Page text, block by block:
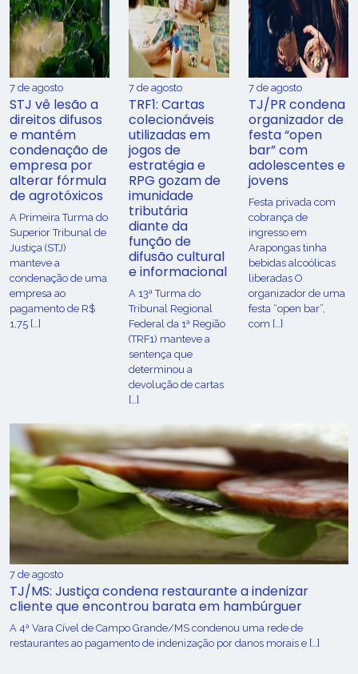
7 de agosto
STJ vê lesão a
direitos difusos
e mantém
condenação de
empresa por
alterar fórmula
de agrotóxicos
​A Primeira Turma do
Superior Tribunal de
Justiça (STJ)
manteve a
condenação de uma
empresa ao
pagamento de R$
1,75 […]
7 de agosto
TRF1: Cartas
colecionáveis
utilizadas em
jogos de
estratégia e
RPG gozam de
imunidade
tributária
diante da
função de
difusão cultural
e informacional
A 13ª Turma do
Tribunal Regional
Federal da 1ª Região
(TRF1) manteve a
sentença que
determinou a
devolução de cartas
[…]
7 de agosto
TJ/PR condena
organizador de
festa “open
bar” com
adolescentes e
jovens
Festa privada com
cobrança de
ingresso em
Arapongas tinha
bebidas alcoólicas
liberadas O
organizador de uma
festa “open bar”,
com […]
7 de agosto
TJ/MS: Justiça condena restaurante a indenizar
cliente que encontrou barata em hambúrguer
A 4ª Vara Cível de Campo Grande/MS condenou uma rede de
restaurantes ao pagamento de indenização por danos morais e […]